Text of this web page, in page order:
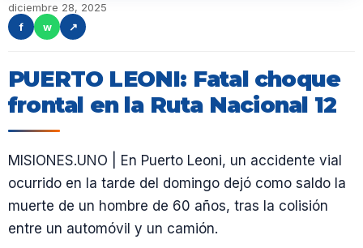
diciembre 28, 2025
f
w ↗
PUERTO LEONI: Fatal choque
frontal en la Ruta Nacional 12
MISIONES.UNO | En Puerto Leoni, un accidente vial
ocurrido en la tarde del domingo dejó como saldo la
muerte de un hombre de 60 años, tras la colisión
entre un automóvil y un camión.